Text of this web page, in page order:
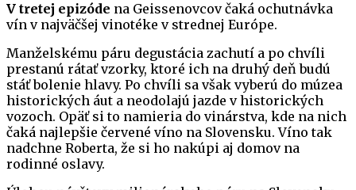
V tretej epizóde na Geissenovcov čaká ochutnávka
vín v najväčšej vinotéke v strednej Európe.
Manželskému páru degustácia zachutí a po chvíli
prestanú rátať vzorky, ktoré ich na druhý deň budú
stáť bolenie hlavy. Po chvíli sa však vyberú do múzea
historických áut a neodolajú jazde v historických
vozoch. Opäť si to namieria do vinárstva, kde na nich
čaká najlepšie červené víno na Slovensku. Víno tak
nadchne Roberta, že si ho nakúpi aj domov na
rodinné oslavy.